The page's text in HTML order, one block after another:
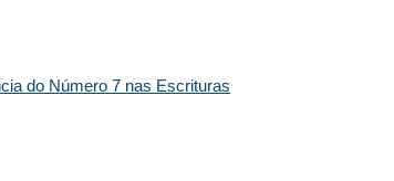
do Número 7 nas Escrituras